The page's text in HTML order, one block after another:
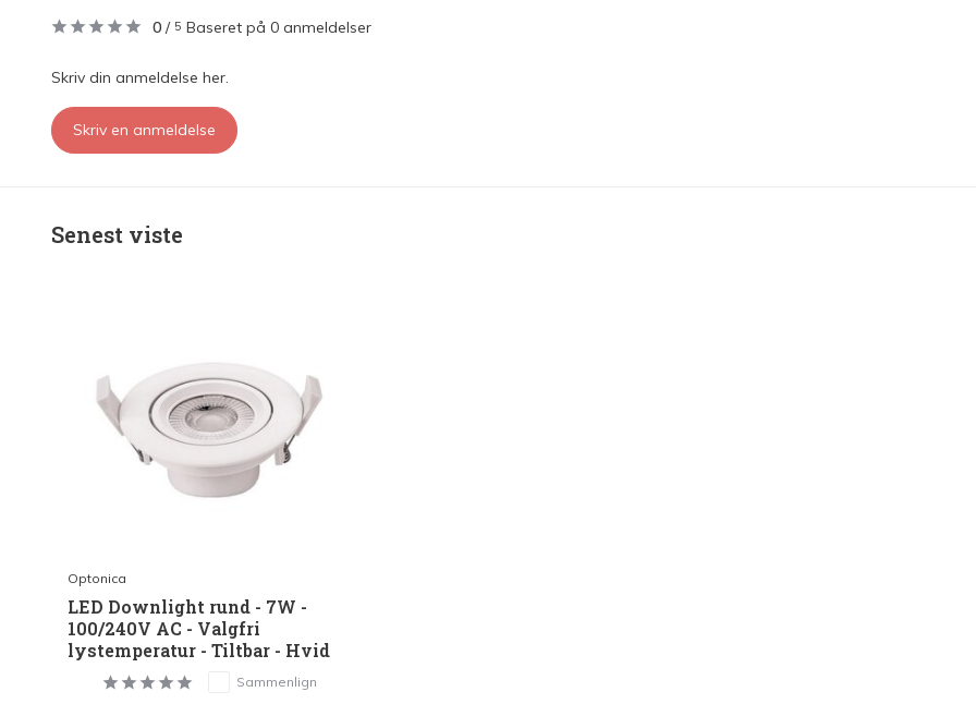
0 / 5 Baseret på 0 anmeldelser
Skriv din anmeldelse her.
Skriv en anmeldelse
Senest viste
Optonica
LED Downlight rund - 7W -
100/240V AC - Valgfri
lystemperatur - Tiltbar - Hvid
Sammenlign